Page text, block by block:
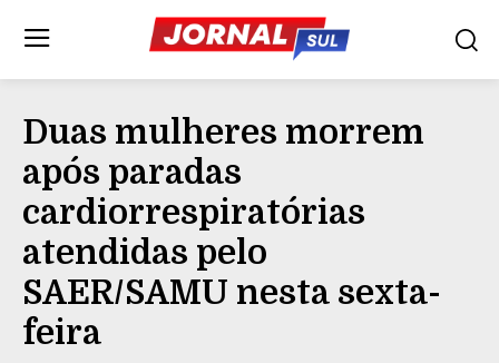
Duas mulheres morrem
após paradas
cardiorrespiratórias
atendidas pelo
SAER/SAMU nesta sexta-
feira